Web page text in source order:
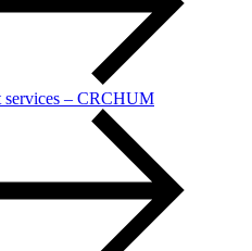
services – CRCHUM